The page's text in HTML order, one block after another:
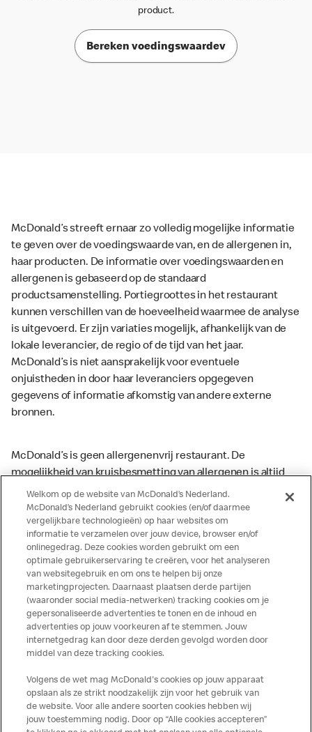
product.
Bereken voedingswaardev
McDonald’s streeft ernaar zo volledig mogelijke informatie
te geven over de voedingswaarde van, en de allergenen in,
haar producten. De informatie over voedingswaarden en
allergenen is gebaseerd op de standaard
productsamenstelling. Portiegroottes in het restaurant
kunnen verschillen van de hoeveelheid waarmee de analyse
is uitgevoerd. Er zijn variaties mogelijk, afhankelijk van de
lokale leverancier, de regio of de tijd van het jaar.
McDonald’s is niet aansprakelijk voor eventuele
onjuistheden in door haar leveranciers opgegeven
gegevens of informatie afkomstig van andere externe
bronnen.
McDonald’s is geen allergenenvrij restaurant. De
mogelijkheid van kruisbesmetting van allergenen is altijd
aanwezig. McDonald’s kan zodoende niet garanderen dat
haar producten geen sporen van allergenen bevatten.
McDonald’s aanvaardt daarom geen aansprakelijkheid
indien een gast als gevolg van het binnenkrijgen van (een
spoor van) een allergeen lichamelijke klachten krijgt. Alle
producten kunnen sporen bevatten van dierlijke
ingrediënten. McDonald’s streeft er naar om de
voedingswaarde- en allergeneninformatie altijd up to date
te houden. De verstrekte informatie is alleen van
toepassing op de in Nederland verkochte producten. Voor
meer informatie over voedingswaarden en allergenen kijk
op de McDonald's website of in de McDonald’s App.
Publicatiefouten voorbehouden.
Welkom op de website van McDonald’s Nederland.
McDonald’s Nederland gebruikt cookies (en/of daarmee
vergelijkbare technologieën) op haar websites om
informatie te verzamelen over jouw device, browser en/of
onlinegedrag. Deze cookies worden gebruikt om een
optimale gebruikerservaring te creëren, voor het analyseren
van websitegebruik en om ons te helpen bij onze
marketingprojecten. Daarnaast plaatsen derde partijen
(waaronder social media-netwerken) tracking cookies om je
gepersonaliseerde advertenties te tonen en de inhoud en
advertenties op jouw voorkeuren af te stemmen. Jouw
internetgedrag kan door deze derden gevolgd worden door
middel van deze tracking cookies.
Volgens de wet mag McDonald's cookies op jouw apparaat
opslaan als ze strikt noodzakelijk zijn voor het gebruik van
de website. Voor alle andere soorten cookies hebben wij
jouw toestemming nodig. Door op “Alle cookies accepteren”